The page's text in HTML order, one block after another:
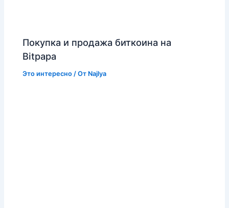
Покупка и продажа биткоина на
Bitpapa
Это интересно / От Najlya